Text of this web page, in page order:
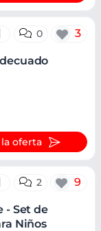
0 3
la oferta
2 9
- Set de
Niños